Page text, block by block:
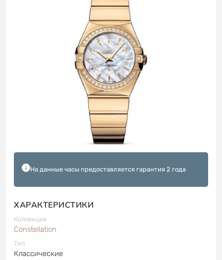
На данные часы предоставляется гарантия 2 года
ХАРАКТЕРИСТИКИ
Коллекция
Constellation
Тип
Классические